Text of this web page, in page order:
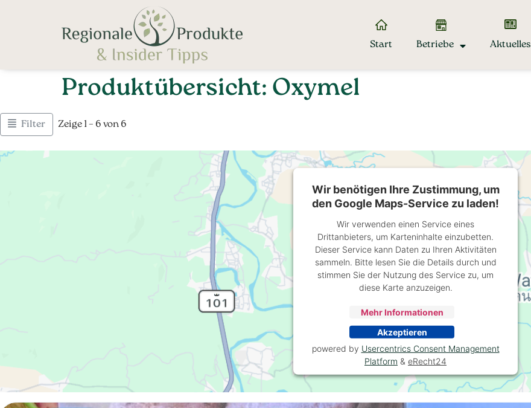
Start Betriebe Aktuelles
Produktübersicht: Oxymel
Filter Zeige 1 – 6 von 6
Wir benötigen Ihre Zustimmung, um
den Google Maps-Service zu laden!
Wir verwenden einen Service eines
Drittanbieters, um Karteninhalte einzubetten.
Dieser Service kann Daten zu Ihren Aktivitäten
sammeln. Bitte lesen Sie die Details durch und
stimmen Sie der Nutzung des Service zu, um
diese Karte anzuzeigen.
Mehr Informationen
Akzeptieren
powered by Usercentrics Consent Management
Platform & eRecht24